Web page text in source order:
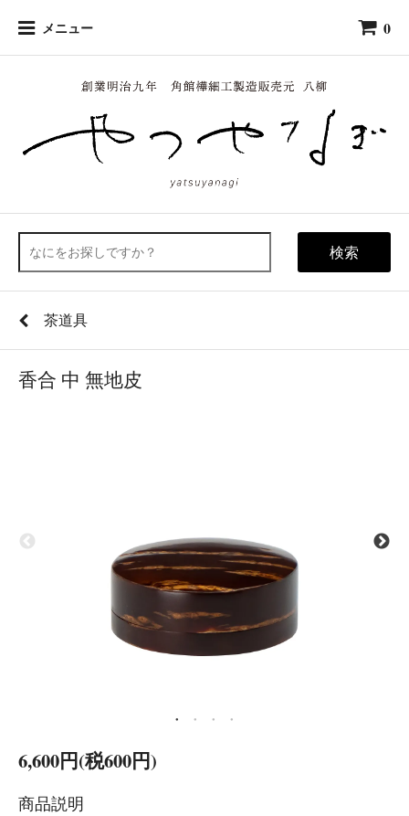
メニュー 0
検索
茶道具
香合 中 無地皮
6,600円(税600円)
商品説明